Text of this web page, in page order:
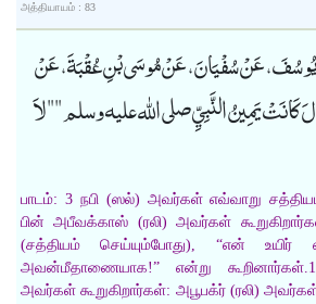
அத்தியாயம் : 83
عَنْ سُفْيَانَ، عَنْ مُوسَى بْنِ عُقْبَةَ، عَنْ
يَمِينُ النَّبِيِّ صلى الله عليه وسلم "" لاَ
பாடம்: 3 நபி (ஸல்) அவர்கள் எவ்வாறு
பின் அபீவக்காஸ் (ரலி) அவர்கள்
(சத்தியம் செய்யும்போது), “என்
அவன்மீதாணையாக!” என்று
அவர்கள் கூறுகிறார்கள்: அபூபக்ர் (ரலி)